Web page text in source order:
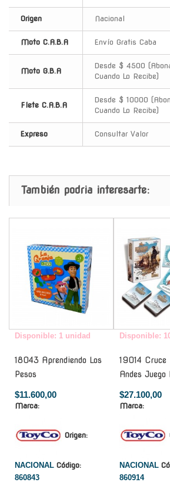
Origen Nacional
Moto C.A.B.A Envío Gratis Caba
Moto G.B.A
Desde $ 4500
Cuando Lo Recibe)
Flete C.A.B.A
Desde $ 10000
Cuando Lo Recibe)
Expreso Consultar Valor
También podria interesarte:
Disponible: 1 unidad
18043 Aprendiendo Los
Pesos
$11.600,00
Marca:
Origen:
NACIONAL Código:
860843
Disponible:
19014 Cruce
Andes Juego
$27.100,00
Marca:
NACIONAL
860914